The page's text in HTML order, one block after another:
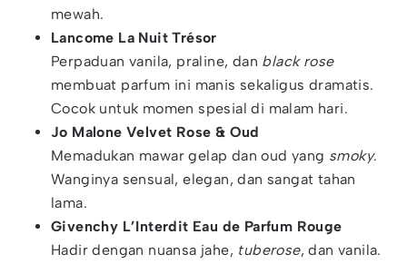
mewah.
Lancome La Nuit Trésor
Perpaduan vanila, praline, dan black rose
membuat parfum ini manis sekaligus dramatis.
Cocok untuk momen spesial di malam hari.
Jo Malone Velvet Rose & Oud
Memadukan mawar gelap dan oud yang smoky.
Wanginya sensual, elegan, dan sangat tahan
lama.
Givenchy L’Interdit Eau de Parfum Rouge
Hadir dengan nuansa jahe, tuberose, dan vanila.